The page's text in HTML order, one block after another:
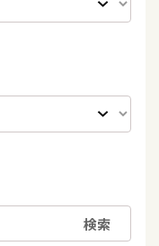
検索